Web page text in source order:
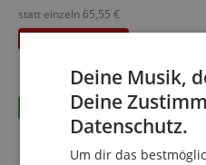
Mit Netzteil und leichtem,
Sparset inklusive
statt einzeln 65,55 €
Deine Musik,
Deine
Datenschutz.
Um dir das